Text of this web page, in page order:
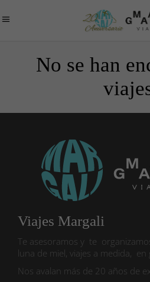
No se han
Viajes Margali
Te asesoramos y te
luna de miel, viajes a medida,
Nos avalan más de 20 años de